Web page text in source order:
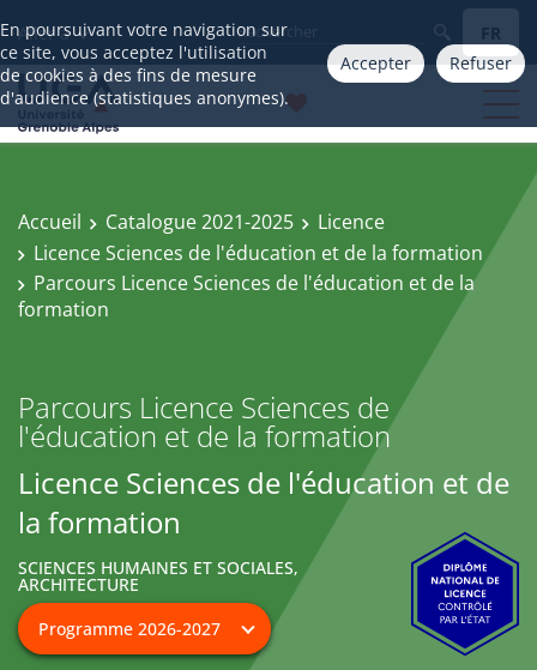
En poursuivant votre navigation sur
ce site, vous acceptez l'utilisation
de cookies à des fins de mesure
d'audience (statistiques anonymes).
Accepter Refuser
Aller à FR
Accueil Catalogue 2021-2025
Licence
Licence Sciences de l'éducation et de la formation
Parcours Licence Sciences de l'éducation et de la
formation
Parcours Licence Sciences de
l'éducation et de la formation
Licence Sciences de l'éducation et de
la formation
SCIENCES HUMAINES ET SOCIALES,
ARCHITECTURE